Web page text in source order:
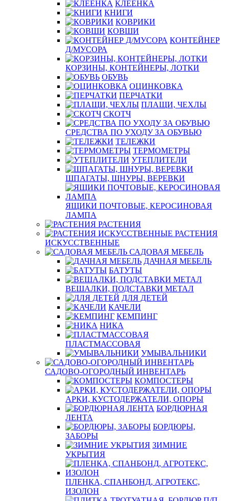
КЛЕЕНКА
КНИГИ
КОВРИКИ
КОВШИ
КОНТЕЙНЕР
Д/МУСОРА
КОРЗИНЫ, КОНТЕЙНЕРЫ, ЛОТКИ
ОБУВЬ
ОЦИНКОВКА
ПЕРЧАТКИ
ПЛАЩИ, ЧЕХЛЫ
СКОТЧ
СРЕДСТВА ПО УХОДУ ЗА ОБУВЬЮ
ТЕЛЕЖКИ
ТЕРМОМЕТРЫ
УТЕПЛИТЕЛИ
ШПАГАТЫ, ШНУРЫ, ВЕРЕВКИ
ЯЩИКИ ПОЧТОВЫЕ, КЕРОСИНОВАЯ
ЛАМПА
РАСТЕНИЯ
РАСТЕНИЯ
ИСКУССТВЕННЫЕ
САДОВАЯ МЕБЕЛЬ
ДАЧНАЯ МЕБЕЛЬ
БАТУТЫ
ВЕШАЛКИ, ПОДСТАВКИ МЕТАЛ
ДЛЯ ДЕТЕЙ
КАЧЕЛИ
КЕМПИНГ
НИКА
ПЛАСТМАССОВАЯ
УМЫВАЛЬНИКИ
САДОВО-ОГОРОДНЫЙ ИНВЕНТАРЬ
КОМПОСТЕРЫ
АРКИ, КУСТОДЕРЖАТЕЛИ, ОПОРЫ
БОРДЮРНАЯ
ЛЕНТА
БОРДЮРЫ,
ЗАБОРЫ
ЗИМНИЕ
УКРЫТИЯ
ПЛЕНКА, СПАНБОНД, АГРОТЕКС,
ИЗОЛОН